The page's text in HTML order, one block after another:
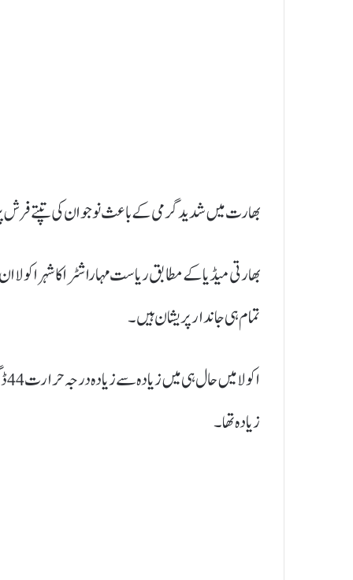
بھارت میں شدید گرمی کے باعث نوجوان کی تپتےفرش پر
بھارتی میڈیا کے مطابق ریاست مہاراشٹرا کا شہر
تمام ہی جاندار پریشان ہیں۔
زیادہ تھا۔